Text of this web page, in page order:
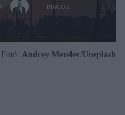
PIACOK
Fotó: Andrey Metelev/Unsplash